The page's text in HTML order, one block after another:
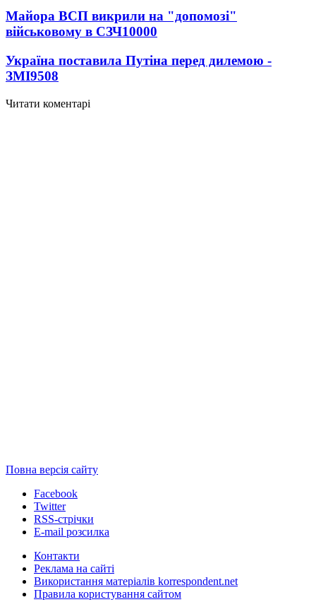
Майора ВСП викрили на "допомозі"
військовому в СЗЧ10000
Україна поставила Путіна перед дилемою -
ЗМІ9508
Читати коментарі
Повна версія сайту
Facebook
Twitter
RSS-стрічки
E-mail розсилка
Контакти
Реклама на сайті
Використання матеріалів korrespondent.net
Правила користування сайтом